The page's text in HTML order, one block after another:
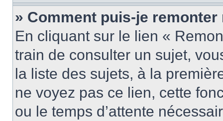
» Comment puis-je
En cliquant sur le lien «
train de consulter un sujet,
la liste des sujets, à la
ne voyez pas ce lien, cette
ou le temps d’attente